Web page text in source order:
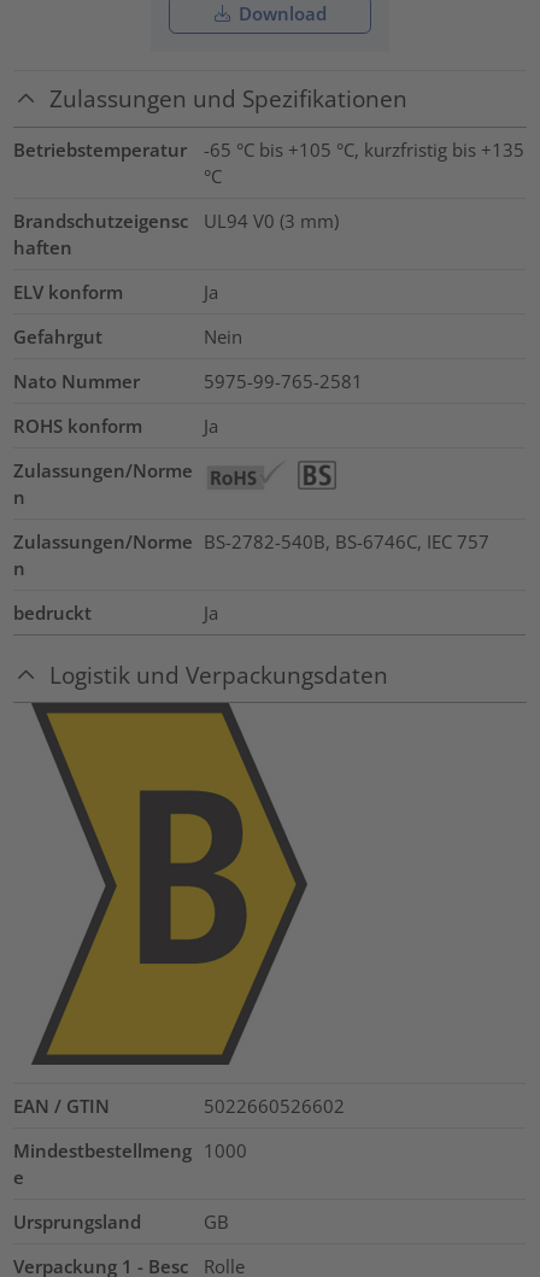
Download
Zulassungen und Spezifikationen
Betriebstemperatur
-65 °C bis +105 °C, kurzfristig bis +135
°C
Brandschutzeigensc
haften
UL94 V0 (3 mm)
ELV konform
Ja
Gefahrgut
Nein
Nato Nummer
5975-99-765-2581
ROHS konform
Ja
Zulassungen/Norme
n
Zulassungen/Norme
n
BS-2782-540B, BS-6746C, IEC 757
bedruckt Ja
Logistik und Verpackungsdaten
EAN / GTIN
5022660526602
Mindestbestellmeng
e
1000
Ursprungsland
GB
Verpackung 1 - Besc
Rolle